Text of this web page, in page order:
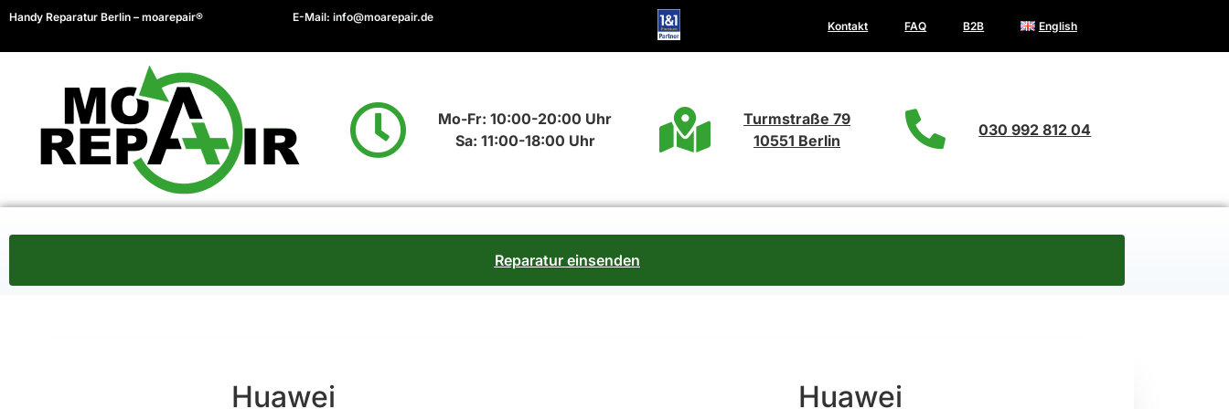
Handy Reparatur Berlin – moarepair® E-Mail: info@moarepair.de
Kontakt FAQ B2B English
Mo-Fr: 10:00-20:00 Uhr
Sa: 11:00-18:00 Uhr
Turmstraße 79
10551 Berlin
030 992 812 04
Reparatur einsenden
Huawei
Huawei